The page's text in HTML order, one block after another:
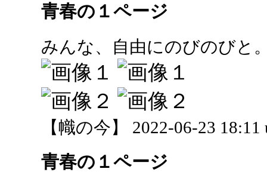
青春の１ページ
みんな、自由にのびのびと
【幟の今】 2022-06-23 18:11
青春の１ページ